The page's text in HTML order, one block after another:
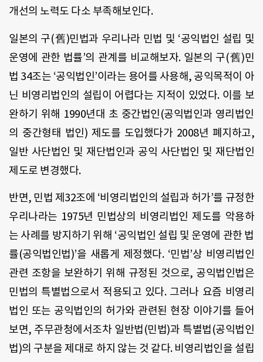
개선의 노력도 다소 부족해보인다.
일본의 구(舊)민법과 우리나라 민법 및 ‘공익법인 설립 및
운영에 관한 법률’의 관계를 비교해보자. 일본의 구(舊)민
법 34조는 ‘공익법인’이라는 용어를 사용해, 공익목적이 아
닌 비영리법인의 설립이 어렵다는 지적이 있었다. 이를 보
완하기 위해 1990년대 초 중간법인(공익법인과 영리법인
의 중간형태 법인) 제도를 도입했다가 2008년 폐지하고,
일반 사단법인 및 재단법인과 공익 사단법인 및 재단법인
제도로 변경했다.
반면, 민법 제32조에 ‘비영리법인의 설립과 허가’를 규정한
우리나라는 1975년 민법상의 비영리법인 제도를 악용하
는 사례를 방지하기 위해 ‘공익법인 설립 및 운영에 관한 법
률(공익법인법)’을 새롭게 제정했다. ‘민법’상 비영리법인
관련 조항을 보완하기 위해 규정된 것으로, 공익법인법은
민법의 특별법으로서 적용되고 있다. 그러나 요즘 비영리
법인 또는 공익법인의 허가와 관련된 현장 이야기를 들어
보면, 주무관청에서조차 일반법(민법)과 특별법(공익법인
법)의 구분을 제대로 하지 않는 것 같다. 비영리법인을 설립